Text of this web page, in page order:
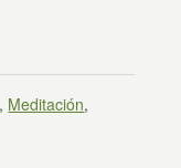
, Meditación,